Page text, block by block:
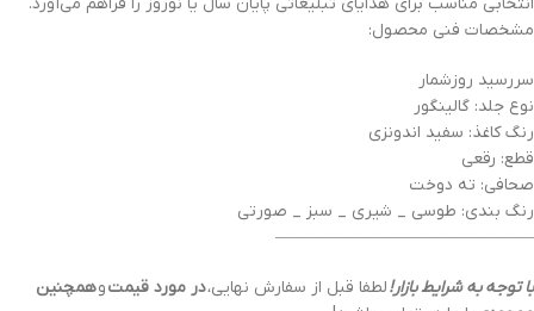
مشخصات فنی محصول:
سررسید روزشمار
نوع جلد: گالینگور
رنگ کاغذ: سفید اندونزی
قطع: رقعی
صحافی: ته دوخت
رنگ بندی: طوسی _ شیری _ سبز _ صورتی
———————————————–
با توجه به شرایط بازار!لطفا قبل از سفارش نهایی،در مورد قیمتوهمچنین